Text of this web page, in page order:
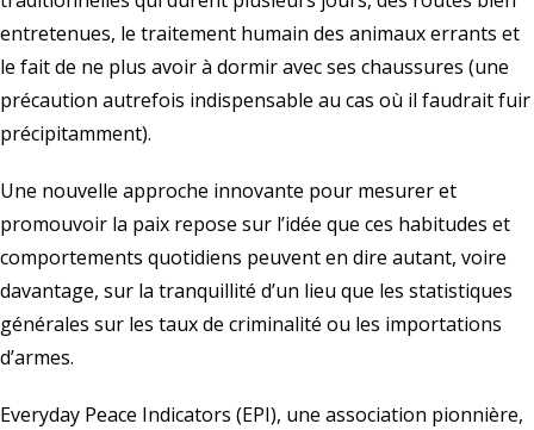
entretenues, le traitement humain des animaux errants et
le fait de ne plus avoir à dormir avec ses chaussures (une
précaution autrefois indispensable au cas où il faudrait fuir
précipitamment).
Une nouvelle approche innovante pour mesurer et
promouvoir la paix repose sur l’idée que ces habitudes et
comportements quotidiens peuvent en dire autant, voire
davantage, sur la tranquillité d’un lieu que les statistiques
générales sur les taux de criminalité ou les importations
d’armes.
Everyday Peace Indicators (EPI), une association pionnière,